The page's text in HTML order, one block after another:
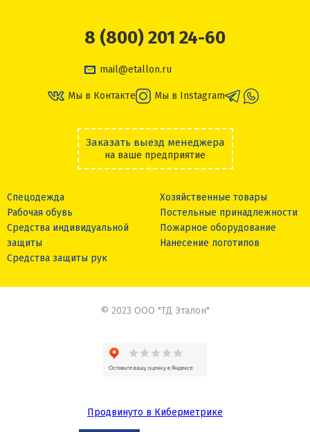
8 (800) 201 24-60
mail@etallon.ru
Мы в Контакте Мы в Instagram
Заказать выезд менеджера
на ваше предприятие
Спецодежда
Рабочая обувь
Средства индивидуальной
защиты
Средства защиты рук
Хозяйственные товары
Постельные принадлежности
Пожарное оборудование
Нанесение логотипов
© 2023 ООО "ТД Эталон"
Продвинуто в Киберметрике